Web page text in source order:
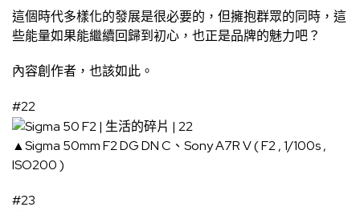
這個時代多樣化的發展是很必要的，但擁抱群眾的同時，這
些能量如果能繼續回歸到初心，也正是品牌的魅力吧？
內容創作者，也該如此。
#22
▲Sigma 50mm F2 DG DN C、Sony A7R V ( F2 , 1/100s ,
ISO200 )
#23